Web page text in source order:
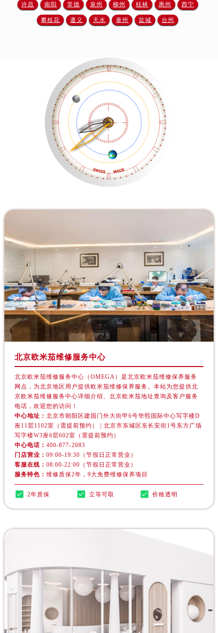
长沙市芙蓉区定王台街道建湘路393号世茂环球金融中心写字楼（芙蓉广场）10层13室（需提前预约）
泉州市丰泽区宝洲路729号浦西万达中心写字楼A座7楼709室（需提前预约）
长春市朝阳区西安大路727号中银大厦A座(旺进大厦)18层09室（需提前预约）
贵阳市南明区都司高架桥路33号亨特国际金融中心14楼14D（需提前预约）
昆明市盘龙区北京路928号同德昆明广场写字楼10层06室（需提前预约）
石家庄市长安区中山东路39号勒泰中心写字楼B座13层07室（需提前预约）
西安市碑林区南关正街88号华侨城长安国际中心E座6楼10室（需提前预约）
台州市椒江区东海大道1800号腾达中心东1幢20楼2002室（需提前预约）
内蒙古自治区呼和浩特市玉泉区大学西街70号华润万象城写字楼（鄂尔多斯大厦）23层2326室（需提前预约）
重庆市解放碑渝中区民权路28号英利国际金融中心写字楼20层01室（需提前预约）
黑龙江省大庆市萨尔图区会战大街欧米茄售后服务中心（需提前预约）
黑龙江省佳木斯市向阳区长安路欧米茄售后服务中心（需提前预约）
吉林省白城市洮北区明仁南街欧米茄售后服务中心（需提前预约）
吉林省白山市浑江区浑江大街欧米茄售后服务中心（需提前预约）
吉林省吉林市船营区河南街欧米茄售后服务中心（需提前预约）
吉林省辽源市龙山区人民大街欧米茄售后服务中心（需提前预约）
许昌 南阳 常德 泉州 柳州 桂林 惠州 西宁
攀枝花 遵义 天水 泰州 盐城 台州
北京欧米茄维修服务中心
北京欧米茄维修服务中心（OMEGA）是北京欧米茄维修保养服务
网点，为北京地区用户提供欧米茄维修保养服务。本站为您提供北
京欧米茄维修服务中心详细介绍、北京欧米茄地址查询及客户服务
电话，欢迎您的访问！
中心地址：北京市朝阳区建国门外大街甲6号华熙国际中心写字楼D
座11层1102室（需提前预约） | 北京市东城区东长安街1号东方广场
写字楼W3座6层602室（需提前预约）
中心电话：400-877-2083
门店营业：09:00-19:30（节假日正常营业）
客服在线：08:00-22:00（节假日正常营业）
服务特色：维修质保2年，9大免费维修保养项目
2年质保 立等可取 价格透明